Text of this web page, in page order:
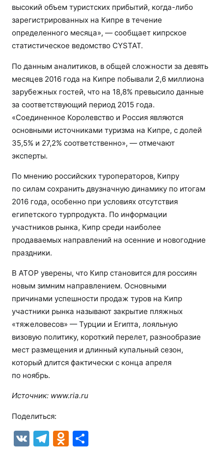
высокий объем туристских прибытий, когда-либо
зарегистрированных на Кипре в течение
определенного месяца», — сообщает кипрское
статистическое ведомство CYSTAT.
По данным аналитиков, в общей сложности за девять
месяцев 2016 года на Кипре побывали 2,6 миллиона
зарубежных гостей, что на 18,8% превысило данные
за соответствующий период 2015 года.
«Соединенное Королевство и Россия являются
основными источниками туризма на Кипре, с долей
35,5% и 27,2% соответственно», — отмечают
эксперты.
По мнению российских туроператоров, Кипру
по силам сохранить двузначную динамику по итогам
2016 года, особенно при условиях отсутствия
египетского турпродукта. По информации
участников рынка, Кипр среди наиболее
продаваемых направлений на осенние и новогодние
праздники.
В АТОР уверены, что Кипр становится для россиян
новым зимним направлением. Основными
причинами успешности продаж туров на Кипр
участники рынка называют закрытие пляжных
«тяжеловесов» — Турции и Египта, лояльную
визовую политику, короткий перелет, разнообразие
мест размещения и длинный купальный сезон,
который длится фактически с конца апреля
по ноябрь.
Источник: www.ria.ru
Поделиться:
V
T
O